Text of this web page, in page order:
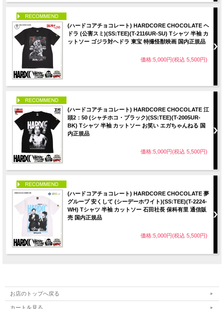
(ハードコアチョコレート) HARDCORE CHOCOLATE ヘ
ドラ (公害スミ)(SS:TEE)(T-2116UR-SU) Tシャツ 半袖 カ
ットソー ゴジラ対ヘドラ 東宝 特撮怪獣映画 国内正規品
価格:5,000円(税込 5,500円)
(ハードコアチョコレート) HARDCORE CHOCOLATE 江
頭2：50 (シャチホコ・ブラック)(SS:TEE)(T-2005UR-
BK) Tシャツ 半袖 カットソー お笑い エガちゃんねる 国
内正規品
価格:5,000円(税込 5,500円)
(ハードコアチョコレート) HARDCORE CHOCOLATE 夢
グループ 安くして (シーデーホワイト)(SS:TEE)(T-2224-
WH) Tシャツ 半袖 カットソー 石田社長 保科有里 通信販
売 国内正規品
価格:5,000円(税込 5,500円)
お店のトップへ戻る
カートを見る